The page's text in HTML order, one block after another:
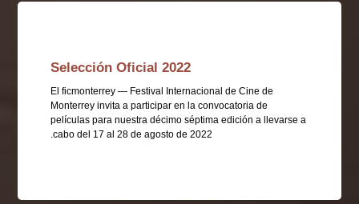
Selección Oficial 2022
El ficmonterrey — Festival Internacional de Cine de
Monterrey invita a participar en la convocatoria de
películas para nuestra décimo séptima edición a llevarse a
cabo del 17 al 28 de agosto de 2022.